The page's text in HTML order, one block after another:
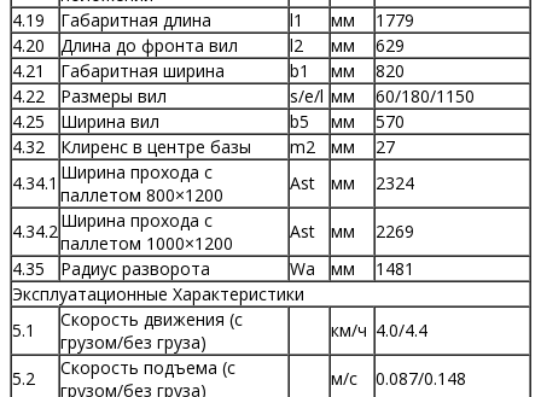
4.19
Габаритная длина l1 мм
1779
4.20
Длина до фронта вил l2 мм
629
4.21
Габаритная ширина b1 мм
820
4.22
Размеры вил s/e/l мм
60/180/1150
4.25
Ширина вил b5 мм
570
4.32
Клиренс в центре базы m2 мм
27
4.34.1 Ширина прохода с
паллетом 800×1200
Ast мм 2324
4.34.2Ширина прохода с
паллетом 1000×1200
Ast мм
2269
4.35
Радиус разворота Wa мм
1481
Эксплуатационные Характеристики
5.1
Скорость движения (с
грузом/без груза)
км/ч 4.0/4.4
5.2
Скорость подъема (с
грузом/без груза)
м/с 0.087/0.148